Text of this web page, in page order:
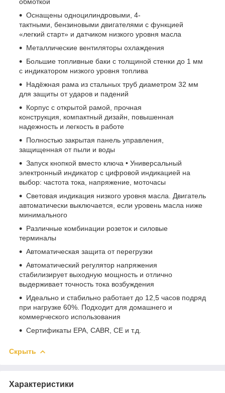
Оснащены одноцилиндровыми, 4-
тактными, бензиновыми двигателями с функцией
«легкий старт» и датчиком низкого уровня масла
Металлические вентиляторы охлаждения
Большие топливные баки с толщиной стенки до 1 мм
с индикатором низкого уровня топлива
Надёжная рама из стальных труб диаметром 32 мм
для защиты от ударов и падений
Корпус с открытой рамой, прочная
конструкция, компактный дизайн, повышенная
надежность и легкость в работе
Полностью закрытая панель управления,
защищенная от пыли и воды
Запуск кнопкой вместо ключа • Универсальный
электронный индикатор с цифровой индикацией на
выбор: частота тока, напряжение, моточасы
Световая индикация низкого уровня масла. Двигатель
автоматически выключается, если уровень масла ниже
минимального
Различные комбинации розеток и силовые
терминалы
Автоматическая защита от перегрузки
Автоматический регулятор напряжения
стабилизирует выходную мощность и отлично
выдерживает точность тока возбуждения
Идеально и стабильно работает до 12,5 часов подряд
при нагрузке 60%. Подходит для домашнего и
коммерческого использования
Сертификаты EPA, CABR, CE и т.д.
Скрыть
Характеристики